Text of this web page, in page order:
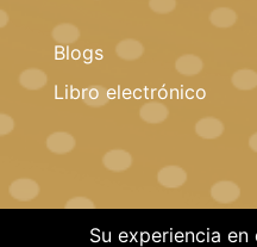
Blogs
Libro electrónico
©2026 Homzen is
Su experiencia